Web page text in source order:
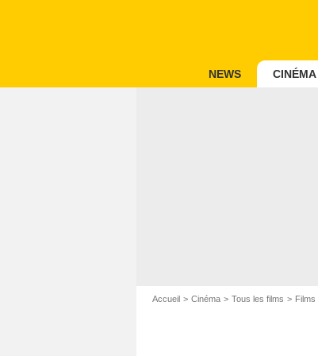
NEWS CINÉMA
Accueil Cinéma Tous les films Films